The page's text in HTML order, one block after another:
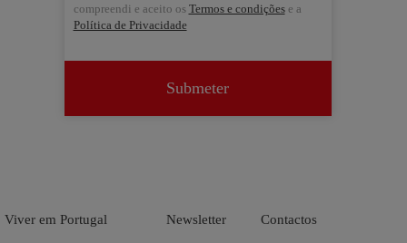
compreendi e aceito os Termos e condiçõese a
Política de Privacidade
Submeter
Newsletter Contactos
Viver em Portugal